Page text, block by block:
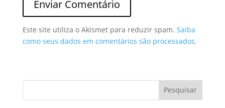
Este site utiliza o Akismet para reduzir spam. Saiba
como seus dados em comentários são processados.
Pesquisar